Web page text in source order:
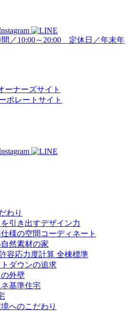
／10:00～20:00 定休日／年末年
ーナーズサイト
ポレートサイト
わり
引き出すデザイン力
様の空間コーディネート
然素材の家
容応力度計算 全棟標準
ダウンの追求
外壁
基準住宅
へのこだわり